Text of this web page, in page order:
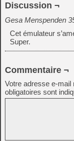
Discussion ¬
Gesa Menspenden
Cet émulateur
Super.
Commentaire ¬
Votre adresse e-mail
obligatoires sont